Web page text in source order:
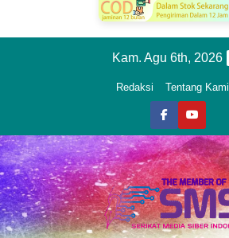
Kam. Agu 6th, 2026
Redaksi Tentang Kami